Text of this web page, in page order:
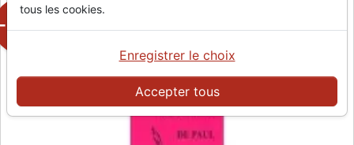
50%
tous les cookies.
Accepter tous
Enregistrer le choix